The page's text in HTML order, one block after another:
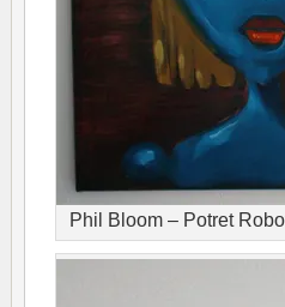
Phil Bloom – Potret